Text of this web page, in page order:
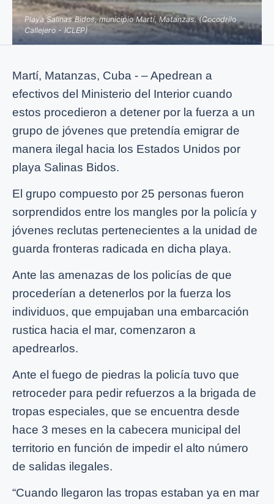
Playa Salinas Bidos, municipio Martí, Matanzas. (Cocodrilo
Callejero - ICLEP)
Martí, Matanzas, Cuba - – Apedrean a
efectivos del Ministerio del Interior cuando
estos procedieron a detener por la fuerza a un
grupo de jóvenes que pretendía emigrar de
manera ilegal hacia los Estados Unidos por
playa Salinas Bidos.
El grupo compuesto por 25 personas fueron
sorprendidos entre los mangles por la policía y
jóvenes reclutas pertenecientes a la unidad de
guarda fronteras radicada en dicha playa.
Ante las amenazas de los policías de que
procederían a detenerlos por la fuerza los
individuos, que empujaban una embarcación
rustica hacia el mar, comenzaron a
apedrearlos.
Ante el fuego de piedras la policía tuvo que
retroceder para pedir refuerzos a la brigada de
tropas especiales, que se encuentra desde
hace 3 meses en la cabecera municipal del
territorio en función de impedir el alto número
de salidas ilegales.
“Cuando llegaron las tropas estaban ya en mar